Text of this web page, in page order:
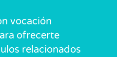
vocación
ofrecerte
relacionados